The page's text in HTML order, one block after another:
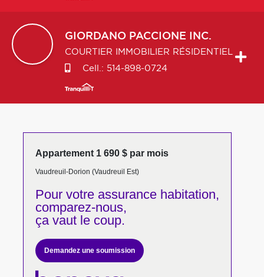
GIORDANO PACCIONE INC.
COURTIER IMMOBILIER RÉSIDENTIEL
Cell.: 514-898-0724
Appartement 1 690 $ par mois
Vaudreuil-Dorion (Vaudreuil Est)
Pour votreassurance habitation,
comparez-nous,
ça vaut le coup.
Demandez une soumission